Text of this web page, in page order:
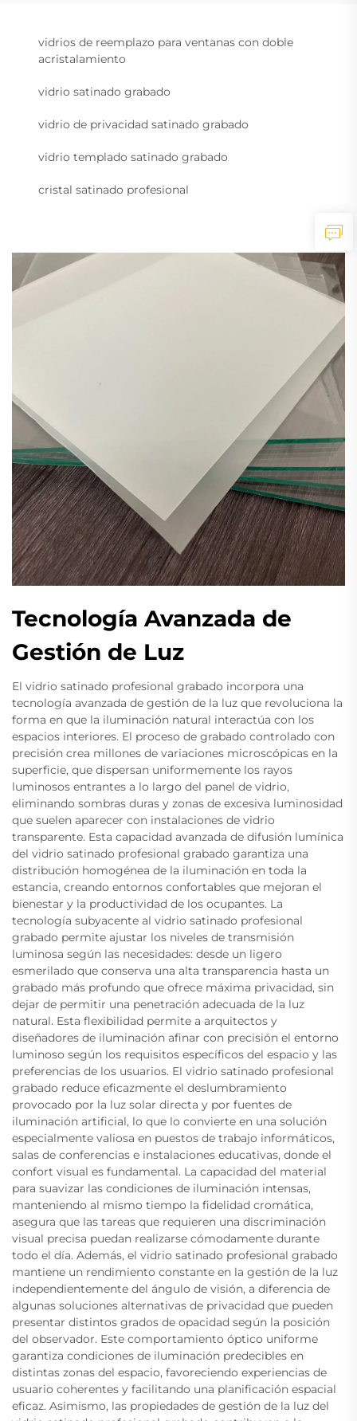
vidrios de reemplazo para ventanas con doble
acristalamiento
vidrio satinado grabado
vidrio de privacidad satinado grabado
vidrio templado satinado grabado
cristal satinado profesional
Tecnología Avanzada de
Gestión de Luz
El vidrio satinado profesional grabado incorpora una
tecnología avanzada de gestión de la luz que revoluciona la
forma en que la iluminación natural interactúa con los
espacios interiores. El proceso de grabado controlado con
precisión crea millones de variaciones microscópicas en la
superficie, que dispersan uniformemente los rayos
luminosos entrantes a lo largo del panel de vidrio,
eliminando sombras duras y zonas de excesiva luminosidad
que suelen aparecer con instalaciones de vidrio
transparente. Esta capacidad avanzada de difusión lumínica
del vidrio satinado profesional grabado garantiza una
distribución homogénea de la iluminación en toda la
estancia, creando entornos confortables que mejoran el
bienestar y la productividad de los ocupantes. La
tecnología subyacente al vidrio satinado profesional
grabado permite ajustar los niveles de transmisión
luminosa según las necesidades: desde un ligero
esmerilado que conserva una alta transparencia hasta un
grabado más profundo que ofrece máxima privacidad, sin
dejar de permitir una penetración adecuada de la luz
natural. Esta flexibilidad permite a arquitectos y
diseñadores de iluminación afinar con precisión el entorno
luminoso según los requisitos específicos del espacio y las
preferencias de los usuarios. El vidrio satinado profesional
grabado reduce eficazmente el deslumbramiento
provocado por la luz solar directa y por fuentes de
iluminación artificial, lo que lo convierte en una solución
especialmente valiosa en puestos de trabajo informáticos,
salas de conferencias e instalaciones educativas, donde el
confort visual es fundamental. La capacidad del material
para suavizar las condiciones de iluminación intensas,
manteniendo al mismo tiempo la fidelidad cromática,
asegura que las tareas que requieren una discriminación
visual precisa puedan realizarse cómodamente durante
todo el día. Además, el vidrio satinado profesional grabado
mantiene un rendimiento constante en la gestión de la luz
independientemente del ángulo de visión, a diferencia de
algunas soluciones alternativas de privacidad que pueden
presentar distintos grados de opacidad según la posición
del observador. Este comportamiento óptico uniforme
garantiza condiciones de iluminación predecibles en
distintas zonas del espacio, favoreciendo experiencias de
usuario coherentes y facilitando una planificación espacial
eficaz. Asimismo, las propiedades de gestión de la luz del